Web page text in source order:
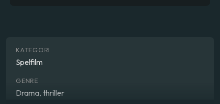
KATEGORI
Spelfilm
GENRE
Drama, thriller